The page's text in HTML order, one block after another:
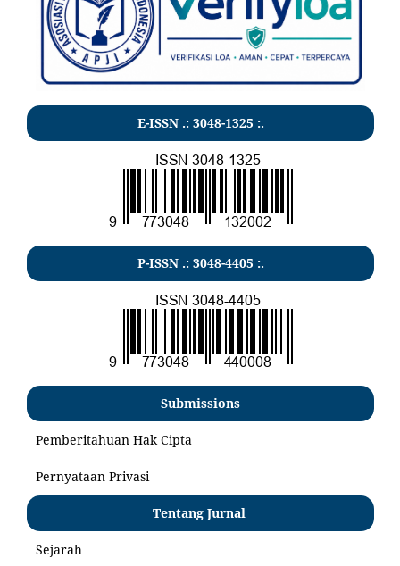
E-ISSN .: 3048-1325 :.
P-ISSN .: 3048-4405 :.
Submissions
Pemberitahuan Hak Cipta
Pernyataan Privasi
Tentang Jurnal
Sejarah